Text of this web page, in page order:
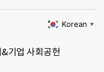
Korean ▼
기업 사회공헌